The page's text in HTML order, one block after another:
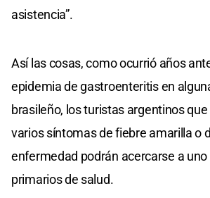
asistencia”.
Así las cosas, como ocurrió años
epidemia de gastroenteritis en
brasileño, los turistas argentinos
varios síntomas de fiebre amarilla o
enfermedad podrán acercarse a
primarios de salud.